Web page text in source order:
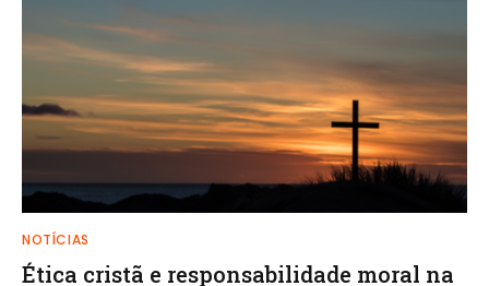
NOTÍCIAS
Ética cristã e responsabilidade moral na